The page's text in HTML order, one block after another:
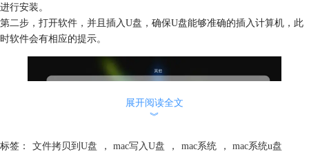
进行安装。
第二步，打开软件，并且插入U盘，确保U盘能够准确的插入计算机，此
时软件会有相应的提示。
展开阅读全文
︾
标签： 文件拷贝到U盘 ， mac写入U盘 ， mac系统 ， mac系统u盘